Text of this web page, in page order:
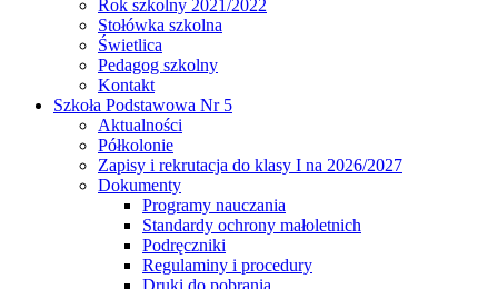
Rok szkolny 2021/2022
Stołówka szkolna
Świetlica
Pedagog szkolny
Kontakt
Szkoła Podstawowa Nr 5
Aktualności
Półkolonie
Zapisy i rekrutacja do klasy I na 2026/2027
Dokumenty
Programy nauczania
Standardy ochrony małoletnich
Podręczniki
Regulaminy i procedury
Druki do pobrania